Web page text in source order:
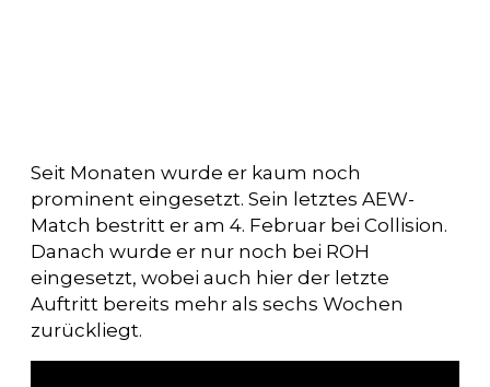
Seit Monaten wurde er kaum noch
prominent eingesetzt. Sein letztes AEW-
Match bestritt er am 4. Februar bei Collision.
Danach wurde er nur noch bei ROH
eingesetzt, wobei auch hier der letzte
Auftritt bereits mehr als sechs Wochen
zurückliegt.